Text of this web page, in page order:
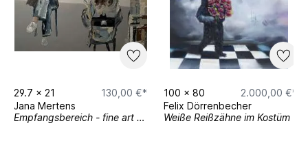
29.7 x 21
130,00 €*
Jana Mertens
Empfangsbereich - fine art print
100 x 80
2.000,00 €*
Felix Dörrenbecher
Weiße Reißzähne im Kostüm